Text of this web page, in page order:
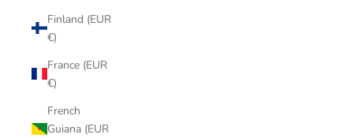
Finland (EUR
€)
France (EUR
€)
French
Guiana (EUR